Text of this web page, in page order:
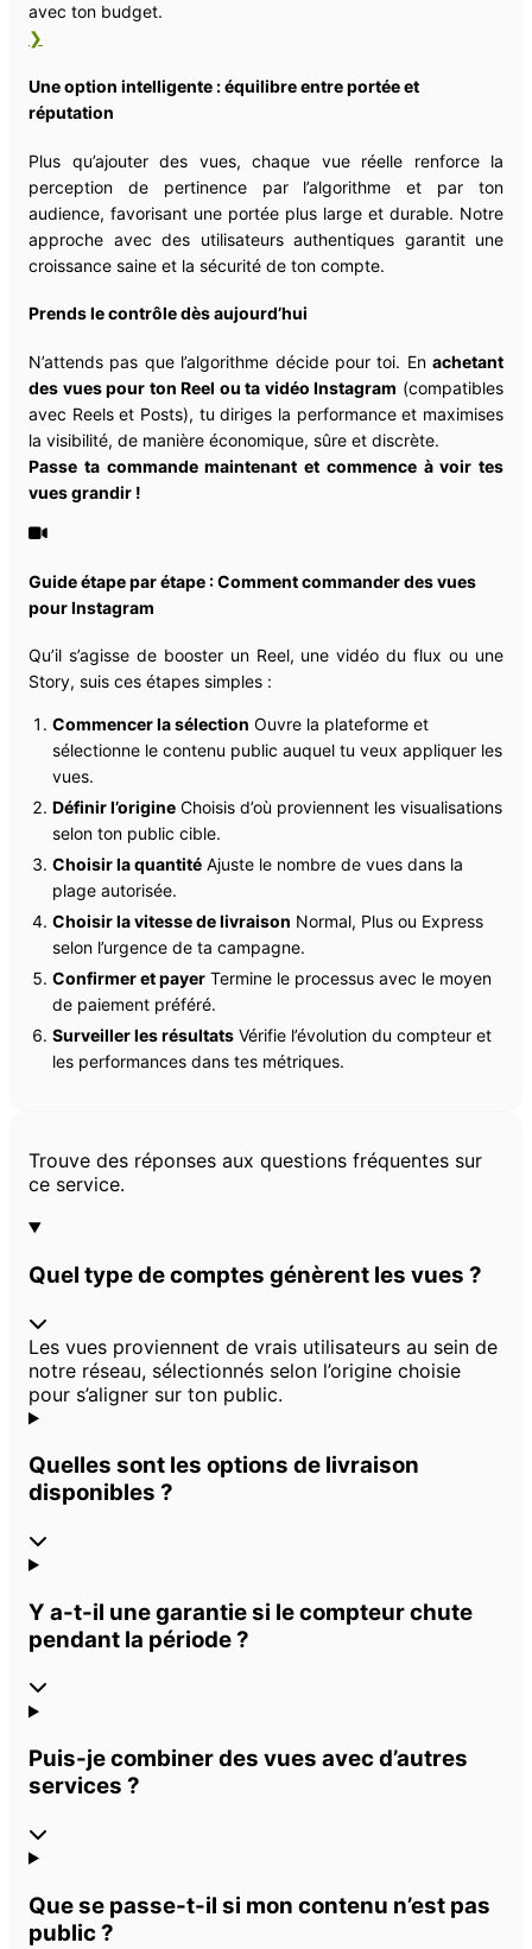
avec ton budget.
❯
Une option intelligente : équilibre entre portée et
réputation
Plus qu’ajouter des vues, chaque vue réelle renforce la
perception de pertinence par l’algorithme et par ton
audience, favorisant une portée plus large et durable. Notre
approche avec des utilisateurs authentiques garantit une
croissance saine et la sécurité de ton compte.
Prends le contrôle dès aujourd’hui
N’attends pas que l’algorithme décide pour toi. En achetant
des vues pour ton Reel ou ta vidéo Instagram (compatibles
avec Reels et Posts), tu diriges la performance et maximises
la visibilité, de manière économique, sûre et discrète.
Passe ta commande maintenant et commence à voir tes
vues grandir !
Guide étape par étape : Comment commander des vues
pour Instagram
Qu’il s’agisse de booster un Reel, une vidéo du flux ou une
Story, suis ces étapes simples :
Commencer la sélection Ouvre la plateforme et
sélectionne le contenu public auquel tu veux appliquer les
vues.
Définir l’origine Choisis d’où proviennent les visualisations
selon ton public cible.
Choisir la quantité Ajuste le nombre de vues dans la
plage autorisée.
Choisir la vitesse de livraison Normal, Plus ou Express
selon l’urgence de ta campagne.
Confirmer et payer Termine le processus avec le moyen
de paiement préféré.
Surveiller les résultats Vérifie l’évolution du compteur et
les performances dans tes métriques.
Questions fréquentes
Trouve des réponses aux questions fréquentes sur
ce service.
Quel type de comptes génèrent les vues ?
Les vues proviennent de vrais utilisateurs au sein de
notre réseau, sélectionnés selon l’origine choisie
pour s’aligner sur ton public.
Quelles sont les options de livraison
disponibles ?
Y a-t-il une garantie si le compteur chute
pendant la période ?
Puis-je combiner des vues avec d’autres
services ?
Que se passe-t-il si mon contenu n’est pas
public ?